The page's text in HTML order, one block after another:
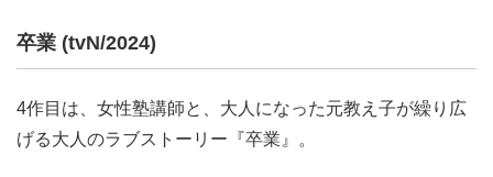
卒業 (tvN/2024)
4作目は、女性塾講師と、大人になった元教え子が繰り広
げる大人のラブストーリー『卒業』。